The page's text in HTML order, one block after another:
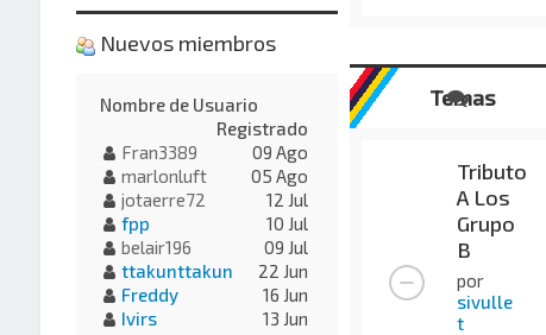
Temas
Tributo
A Los
Grupo
B
por
sivulle
t
Nuevos miembros
Nombre de Usuario
Registrado
Fran3389
09 Ago
marlonluft
05 Ago
jotaerre72
12 Jul
fpp
10 Jul
belair196
09 Jul
ttakunttakun
22 Jun
Freddy
16 Jun
Ivirs
13 Jun